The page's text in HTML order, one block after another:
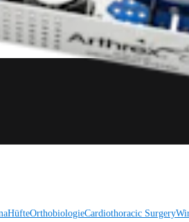
HüfteOrthobiologieCardiothoracic Surgery